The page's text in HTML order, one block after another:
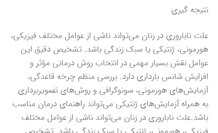
نتیجه‌ گیری
علت ناباروری در زنان می‌تواند ناشی از عوامل مختلف فیزیکی،
هورمونی، ژنتیکی یا سبک زندگی باشد. تشخیص دقیق این
عوامل نقش بسیار مهمی در انتخاب روش درمانی مؤثر و
افزایش شانس بارداری دارد. بررسی منظم چرخه قاعدگی،
آزمایش‌های هورمونی، سونوگرافی و روش‌های تصویربرداری
به همراه آزمایش‌های ژنتیکی می‌تواند راهنمای درمان مناسب
باشد.علت ناباروری در زنان می‌تواند ناشی از عوامل مختلف